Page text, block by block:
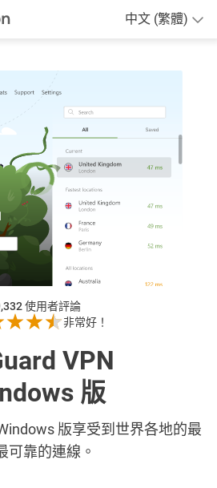
中文 (繁體)
使用者評論
非常好！
VPN
版
版享受到世界各地的最
可靠的連線。